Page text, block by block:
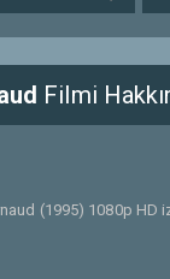
Filmi
(1995) 1080p HD